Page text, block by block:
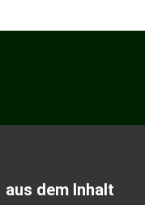
aus dem Inhalt